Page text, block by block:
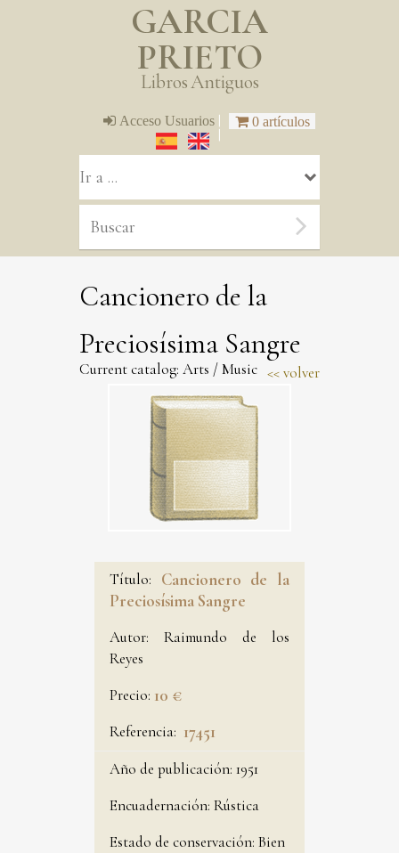
GARCIA
PRIETO
Libros Antiguos
0 artículos
Acceso Usuarios |
|
Cancionero de la
Preciosísima Sangre
Current catalog: Arts /Music volver
Título: Cancionero de la
Preciosísima Sangre
Autor: Raimundo de los
Reyes
Precio: 10 €
Referencia: 17451
Año de publicación: 1951
Encuadernación: Rústica
Estado de conservación: Bien